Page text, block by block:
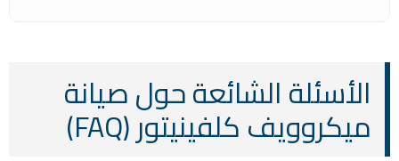
الأسئلة الشائعة حول صيانة
ميكروويف كلفينيتور (FAQ)